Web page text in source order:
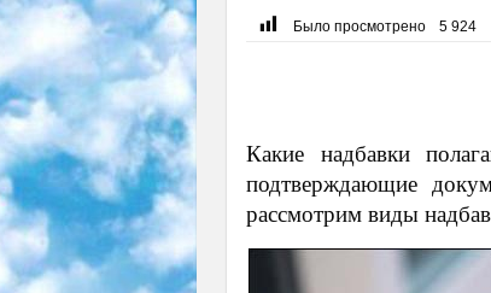
Было просмотрено 5 924
Какие надбавки
подтверждающие
рассмотрим виды